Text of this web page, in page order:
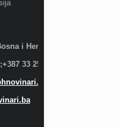
i Hercegovina;
33 255 600